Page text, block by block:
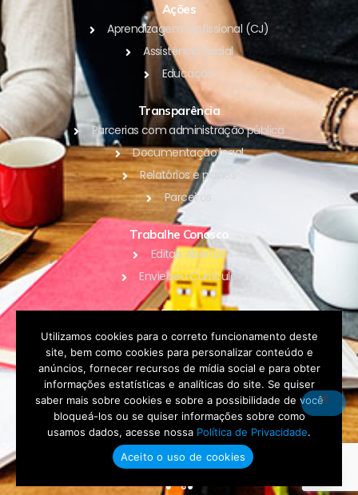
Ações
Aprendizagem Profissional (CJ)
Assistência Social
Educação
Transparência
Parcerias com administração pública
Documentação legal
Relatórios e planos
Parceiros
Trabalhe Conosco
Editais Abertos
Envie seu Currículo
Outros
Blog
Contato
Política de Privacidade
DOAR
Utilizamos cookies para o correto funcionamento deste
site, bem como cookies para personalizar conteúdo e
anúncios, fornecer recursos de mídia social e para obter
informações estatísticas e analíticas do site. Se quiser
saber mais sobre cookies e sobre a possibilidade de você
bloqueá-los ou se quiser informações sobre como
usamos dados, acesse nossa Política de Privacidade.
Aceito o uso de cookies
Fale conosco